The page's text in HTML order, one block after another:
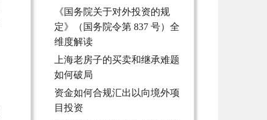
《国务院关于对外投资的规
定》（国务院令第 837 号）全
维度解读
上海老房子的买卖和继承难题
如何破局
资金如何合规汇出以向境外项
目投资